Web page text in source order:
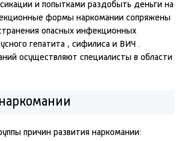
и попытками раздобыть деньги на
формы наркомании сопряжены
опасных инфекционных
гепатита , сифилиса и ВИЧ .
осуществляют специалисты в области
причин развития наркомании: